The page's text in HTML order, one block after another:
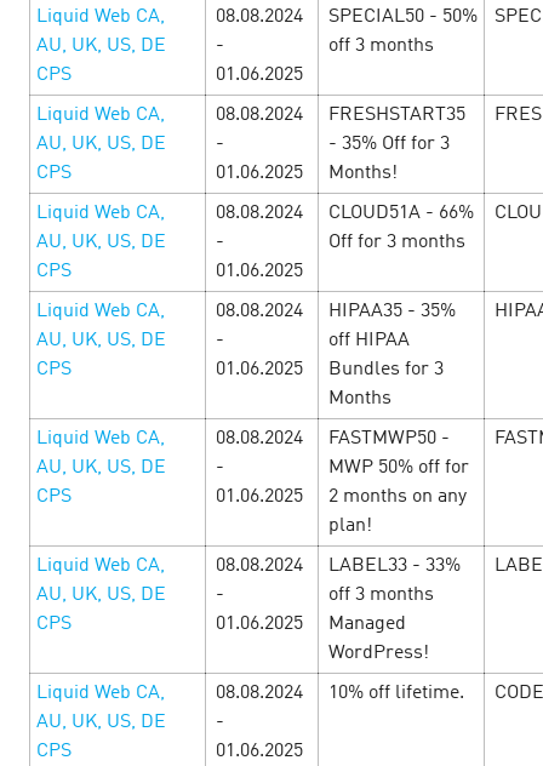
эксклюзивные промокоды и бонусы от рекламодателей!
Смотрите подборку офферов к Черной пятниц…
LEARN MORE
Черная Пятница Cityads! Больше
скидок — больше прибыли с e-
commerce офферами!
1 November’24
Пришло время сумасшедших дней шоппинга, а значит
сумасшедших условий для заработка! Офферы с
повышенными ставками, уникальные промокоды и
бонусы от рекламодателей! Смотрите подборку офферов
к…
Liquid Web CA,
AU, UK, US, DE
CPS
08.08.2024
-
01.06.2025
SPECIAL50 - 50%
off 3 months
Liquid Web CA,
AU, UK, US, DE
CPS
08.08.2024
-
01.06.2025
FRESHSTART35
- 35% Off for 3
Months!
Liquid Web CA,
AU, UK, US, DE
CPS
08.08.2024
-
01.06.2025
CLOUD51A - 66%
Off for 3 months
Liquid Web CA,
AU, UK, US, DE
CPS
08.08.2024
-
01.06.2025
HIPAA35 - 35%
off HIPAA
Bundles for 3
Months
Liquid Web CA,
AU, UK, US, DE
CPS
08.08.2024
-
01.06.2025
FASTMWP50 -
MWP 50% off for
2 months on any
plan!
Liquid Web CA,
AU, UK, US, DE
CPS
08.08.2024
-
01.06.2025
LABEL33 - 33%
off 3 months
Managed
WordPress!
Liquid Web CA,
AU, UK, US, DE
CPS
08.08.2024
-
01.06.2025
10% off lifetime.